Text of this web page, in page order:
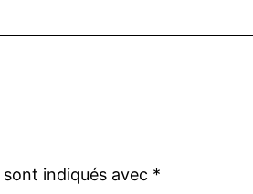
indiqués avec *